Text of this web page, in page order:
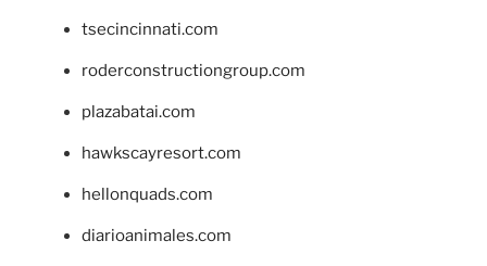
tsecincinnati.com
roderconstructiongroup.com
plazabatai.com
hawkscayresort.com
hellonquads.com
diarioanimales.com